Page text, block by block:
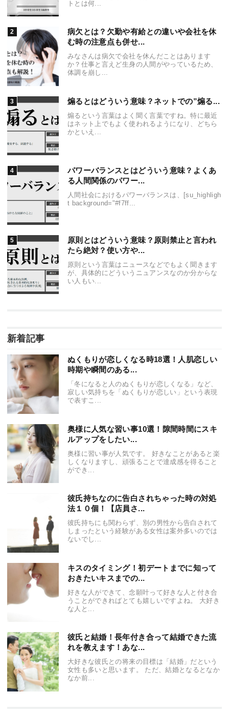
トとは何...
病欠とは？欠勤や有給との違いや会社を休
む時の注意点も併せ...
みなさんは病欠で会社を休んだことはあります
か？仕事と言えど生身の人間がやっているため、
体調を崩し...
煽るとはどういう意味？ネットでの”煽る...
煽るという言葉はよく聞く言葉ですね。特に最近
はネット上でもよく使われるようになり、どちら
かといえ...
パワーバランスとはどういう意味？よくあ
る人間関係のパワー...
人間社会におけるパワーバランスは、[su_highligh
t background="#f7ff...
原則とはどういう意味？原則禁止と言われ
たら絶対？使い方や...
原則という言葉はニュースなどでもよく聞きます
が、具体的にどういうニュアンスなのか分からな
い人もい...
新着記事
ぬくもりが恋しくなる時18選！人肌恋しい
時期や瞬間のある...
「冬になると人のぬくもりが恋しくなる」など、
寂しい気持ちを「ぬくもりが恋しい」という表現
で表すこ...
奥様に人気な習い事10選！隙間時間にスキ
ルアップをしたい...
奥様に習い事が人気です。 好きなことがあると楽
しくなりますし、頑張ることで達成感を得ること
ができ...
彼氏持ちなのに告白されちゃった時の対処
法１０個！【店員さ...
彼氏持ちにも関わらず、別の男性から告白されて
しまったという経験がある女性は案外多いのでは
ないでし...
キスのタイミング！初デートまでに知って
おきたいキスまでの...
好きな人ができて、念願叶って好きな人と付き合
うことができればとても嬉しいですよね。 大好き
な人と...
彼氏と結婚！長年付き合って結婚できた流
れを教えます！あな...
大好きな彼氏との将来の目標は「結婚」だという
女性も多いと思います。 ただ、結婚となるとなか
なか前...